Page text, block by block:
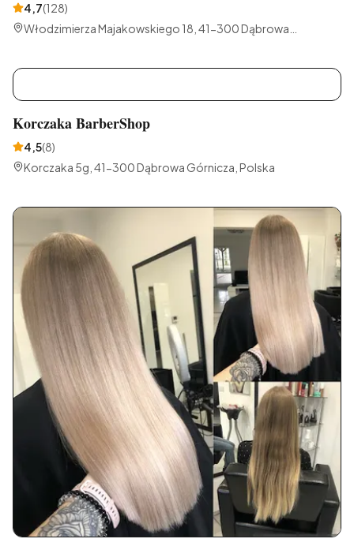
4,7(128)
Włodzimierza Majakowskiego 18, 41-300 Dąbrowa
Korczaka BarberShop
4,5(8)
Korczaka 5g, 41-300 Dąbrowa Górnicza, Polska